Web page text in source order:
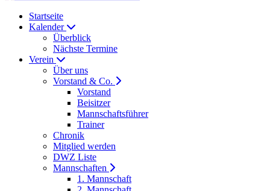
Startseite
Kalender
Überblick
Nächste Termine
Verein
Über uns
Vorstand & Co.
Vorstand
Beisitzer
Mannschaftsführer
Trainer
Chronik
Mitglied werden
DWZ Liste
Mannschaften
1. Mannschaft